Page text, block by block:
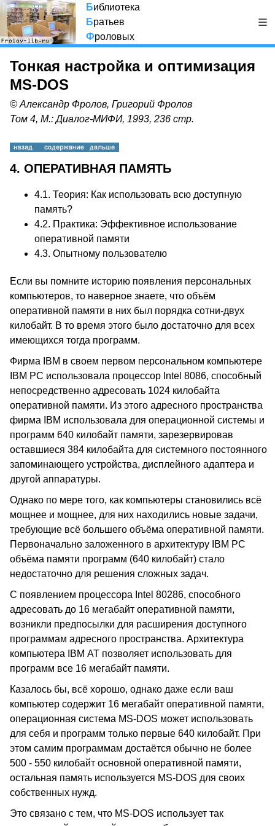
Библиотека
Братьев
Фроловых
Тонкая настройка и оптимизация
MS-DOS
© Александр Фролов, Григорий Фролов
Том 4, М.: Диалог-МИФИ, 1993, 236 стр.
4. ОПЕРАТИВНАЯ ПАМЯТЬ
4.1. Теория: Как использовать всю доступную
память?
4.2. Практика: Эффективное использование
оперативной памяти
4.3. Опытному пользователю
Если вы помните историю появления персональных
компьютеров, то наверное знаете, что объём
оперативной памяти в них был порядка сотни-двух
килобайт. В то время этого было достаточно для всех
имеющихся тогда программ.
Фирма IBM в своем первом персональном компьютере
IBM PC использовала процессор Intel 8086, способный
непосредственно адресовать 1024 килобайта
оперативной памяти. Из этого адресного пространства
фирма IBM использовала для операционной системы и
программ 640 килобайт памяти, зарезервировав
оставшиеся 384 килобайта для системного постоянного
запоминающего устройства, дисплейного адаптера и
другой аппаратуры.
Однако по мере того, как компьютеры становились всё
мощнее и мощнее, для них находились новые задачи,
требующие всё большего объёма оперативной памяти.
Первоначально заложенного в архитектуру IBM PC
объёма памяти программ (640 килобайт) стало
недостаточно для решения сложных задач.
С появлением процессора Intel 80286, способного
адресовать до 16 мегабайт оперативной памяти,
возникли предпосылки для расширения доступного
программам адресного пространства. Архитектура
компьютера IBM AT позволяет использовать для
программ все 16 мегабайт памяти.
Казалось бы, всё хорошо, однако даже если ваш
компьютер содержит 16 мегабайт оперативной памяти,
операционная система MS-DOS может использовать
для себя и программ только первые 640 килобайт. При
этом самим программам достаётся обычно не более
500 - 550 килобайт основной оперативной памяти,
остальная память используется MS-DOS для своих
собственных нужд.
Это связано с тем, что MS-DOS использует так